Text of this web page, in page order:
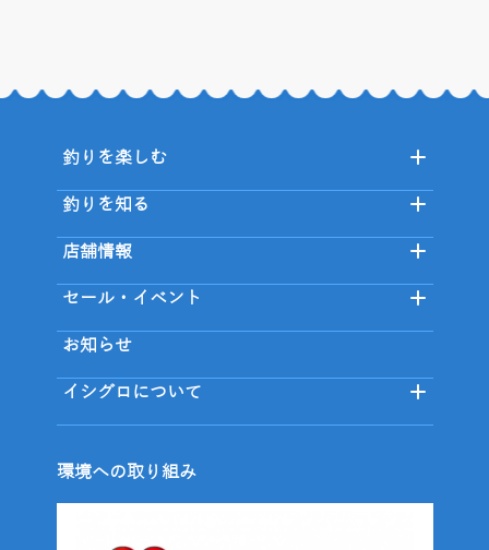
釣りを楽しむ
釣りを知る
店舗情報
セール・イベント
お知らせ
イシグロについて
環境への取り組み